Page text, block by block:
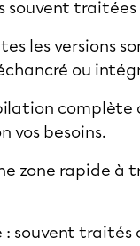
souvent traitées
les versions
ou
complète
vos besoins.
zone rapide à
: souvent traités